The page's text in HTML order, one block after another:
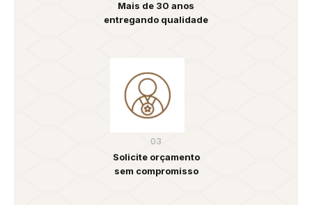
Mais de 30 anos
entregando qualidade
03
Solicite orçamento
sem compromisso